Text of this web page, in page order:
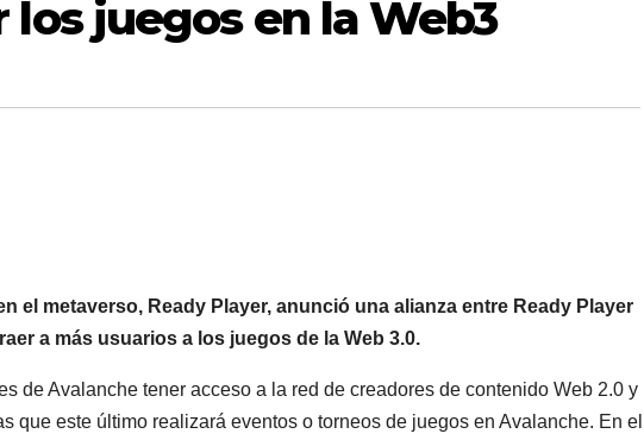
juegos en la Web3
el metaverso, Ready Player, anunció una alianza entre Ready Player
a más usuarios a los juegos de la Web 3.0.
de Avalanche tener acceso a la red de creadores de contenido Web 2.0 y
que este último realizará eventos o torneos de juegos en Avalanche. En el